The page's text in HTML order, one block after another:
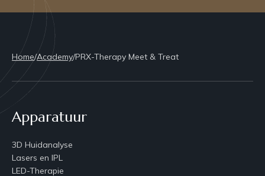
Home/Academy/PRX-Therapy Meet & Treat
Apparatuur
3D Huidanalyse
Lasers en IPL
LED-Therapie